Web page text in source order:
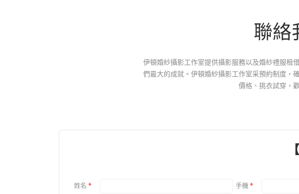
聯絡
伊頓婚紗攝影工作室提供攝影服務以及婚紗禮服租
們最大的成就。伊頓婚紗攝影工作室采預約制度，
價格、挑衣試穿，
姓名 * 手機 *